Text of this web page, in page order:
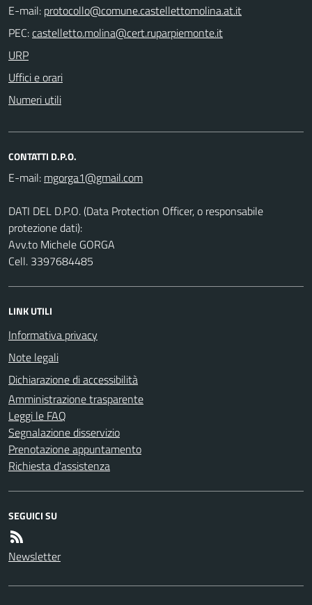
E-mail:
PEC:
URP
Uffici e orari
Numeri utili
CONTATTI D.P.O.
E-mail:
DATI DEL D.P.O. (Data Protection Officer, o responsabile
protezione dati):
Avv.to Michele GORGA
Cell. 3397684485
LINK UTILI
Informativa privacy
Note legali
Dichiarazione di accessibilità
Amministrazione trasparente
Leggi le FAQ
Segnalazione disservizio
Prenotazione appuntamento
Richiesta d'assistenza
SEGUICI SU
Newsletter